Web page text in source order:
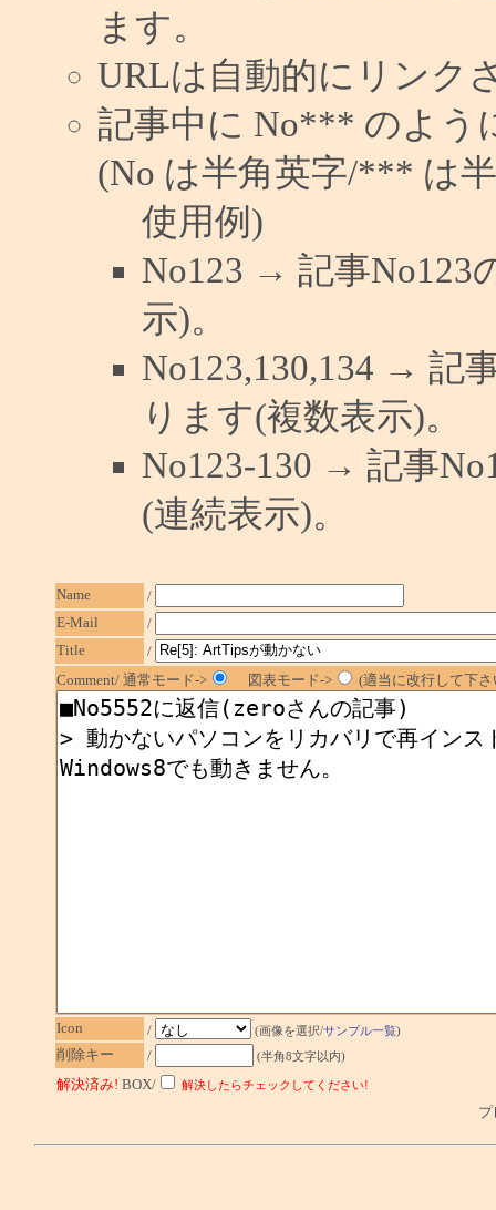
ます。
URLは自動的にリンク
記事中に No*** のよう
(No は半角英字/*** は
使用例)
No123 → 記事No123
示)。
No123,130,134 → 記
ります(複数表示)。
No123-130 → 記事
(連続表示)。
Name
/
E-Mail
/
Title
/
Comment/ 通常モード->
図表モード-> (適当に改行して下
Icon / (画像を選択/サンプル一覧)
削除キー / (半角8文字以内)
解決済み! BOX/ 解決したらチェックしてください!
プ